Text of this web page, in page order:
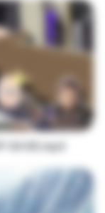
04 HD.mp4